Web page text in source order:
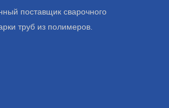
поставщик сварочного
труб из полимеров.